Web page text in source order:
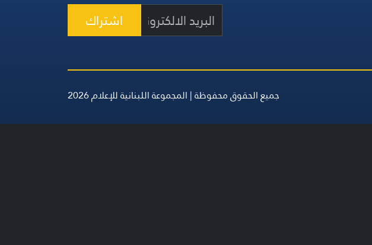
اشتراك
جميع الحقوق محفوظة | المجموعة اللبنانية للإعلام 2026